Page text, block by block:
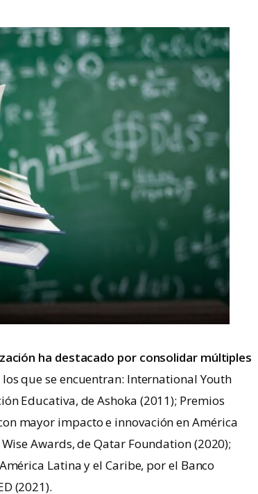
ha destacado por consolidar múltiples
que se encuentran: International Youth
Educativa, de Ashoka (2011); Premios
mayor impacto e innovación en América
Awards, de Qatar Foundation (2020);
Latina y el Caribe, por el Banco
(2021).